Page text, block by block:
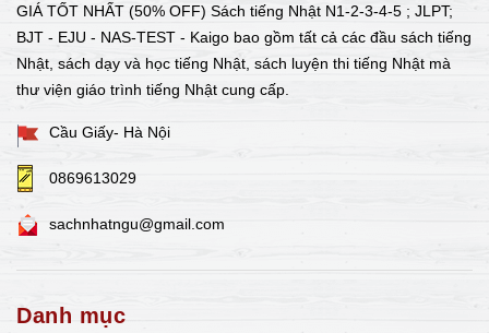
GIÁ TỐT NHẤT (50% OFF) Sách tiếng Nhật N1-2-3-4-5 ; JLPT;
BJT - EJU - NAS-TEST - Kaigo bao gồm tất cả các đầu sách tiếng
Nhật, sách dạy và học tiếng Nhật, sách luyện thi tiếng Nhật mà
thư viện giáo trình tiếng Nhật cung cấp.
Cầu Giấy- Hà Nội
0869613029
sachnhatngu@gmail.com
Danh mục